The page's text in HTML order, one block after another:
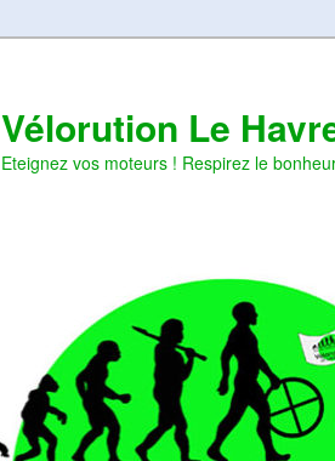
Vélorution Le
Eteignez vos moteurs ! Respirez le